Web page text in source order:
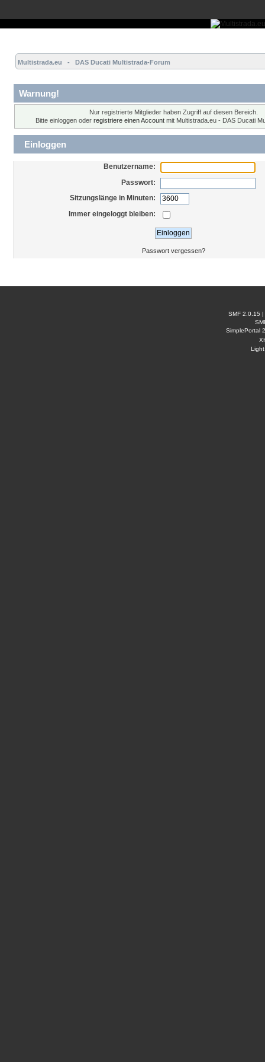
Multistrada.eu   -   DAS Ducati Multistrada-Forum
Warnung!
Nur registrierte Mitglieder haben Zugriff auf diesen Bereich.
Bitte einloggen oder registriere einen Accountmit Multistrada.eu - DAS Ducati
Einloggen
Benutzername:
Passwort:
Sitzungslänge in Minuten:
Immer eingeloggt bleiben:
Passwort vergessen?
SMF 2.0.15
SimplePortal